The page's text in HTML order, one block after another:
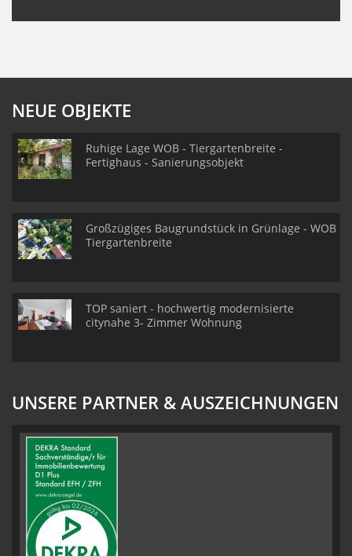
NEUE OBJEKTE
Ruhige Lage WOB - Tiergartenbreite -
Fertighaus - Sanierungsobjekt
Großzügiges Baugrundstück in Grünlage - WOB
Tiergartenbreite
TOP saniert - hochwertig modernisierte
citynahe 3- Zimmer Wohnung
UNSERE PARTNER & AUSZEICHNUNGEN